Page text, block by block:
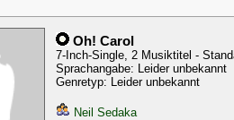
Oh! Carol
7-Inch-Single, 2 Musiktitel -
Sprachangabe: Leider unbekannt
Genretyp: Leider unbekannt
Neil Sedaka